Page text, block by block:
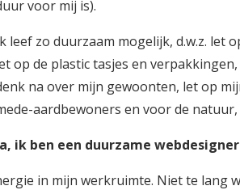
voor mij is).
leef zo duurzaam mogelijk, d.w.z. let
op de plastic tasjes en
na over mijn gewoonten, let op
aardbewoners en voor de
ik ben een duurzame
in mijn werkruimte. Niet te lang